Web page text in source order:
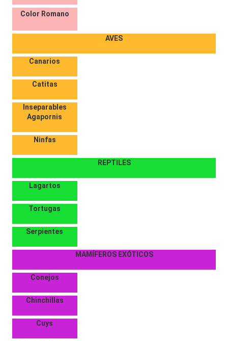
Color Romano
AVES
Canarios
Catitas
Inseparables
Agapornis
Ninfas
REPTILES
Lagartos
Tortugas
Serpientes
MAMÍFEROS EXÓTICOS
Conejos
Chinchillas
Cuys